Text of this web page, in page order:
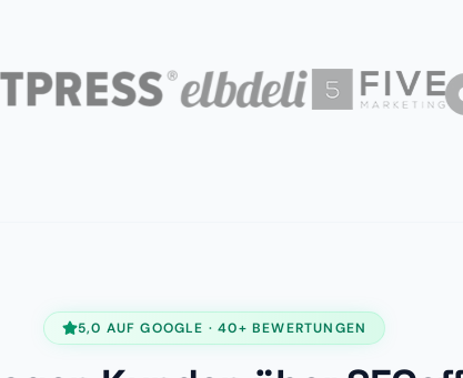
5,0 AUF GOOGLE · 40+ BEWERTUNGEN